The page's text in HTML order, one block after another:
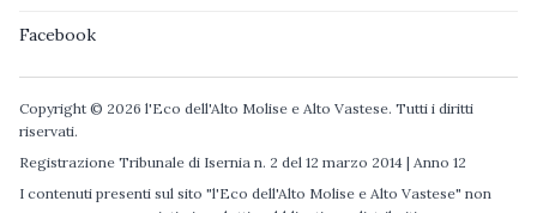
Facebook
Copyright © 2026 l'Eco dell'Alto Molise e Alto Vastese. Tutti i diritti
riservati.
Registrazione Tribunale di Isernia n. 2 del 12 marzo 2014 | Anno 12
I contenuti presenti sul sito "l'Eco dell'Alto Molise e Alto Vastese" non